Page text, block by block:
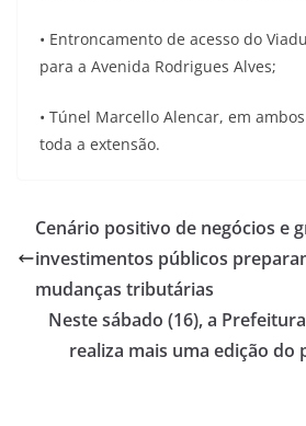
• Entroncamento de acesso do
para a Avenida Rodrigues Alves;
• Túnel Marcello Alencar, em
toda a extensão.
Cenário positivo de negócios e
investimentos públicos
mudanças tributárias
Neste sábado (16), a
realiza mais uma edição do